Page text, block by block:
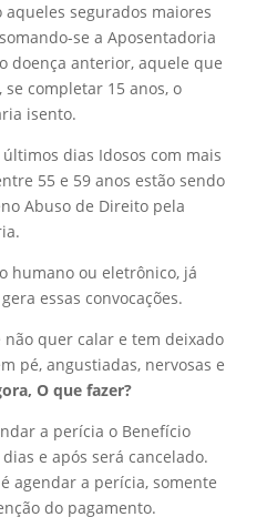
aqueles segurados maiores
se a Aposentadoria
doença anterior, aquele que
completar 15 anos, o
isento.
dias Idosos com mais
55 e 59 anos estão sendo
Abuso de Direito pela
humano ou eletrônico, já
essas convocações.
não quer calar e tem deixado
pé, angustiadas, nervosas e
O que fazer?
a perícia o Benefício
e após será cancelado.
agendar a perícia, somente
do pagamento.